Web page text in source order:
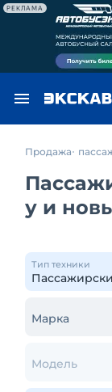
РЕКЛАМА
Продажа
у и
Тип техники
Марка
Модель